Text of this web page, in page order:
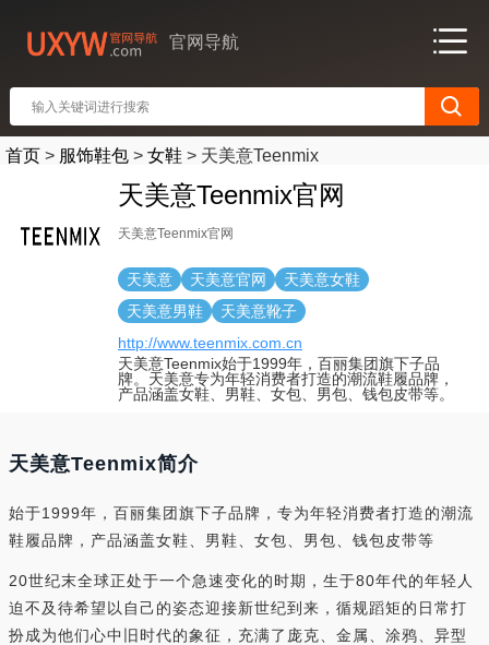
官网导航
首页 > 服饰鞋包 > 女鞋 > 天美意Teenmix
天美意Teenmix官网
天美意Teenmix官网
天美意 天美意官网
天美意女鞋
天美意男鞋
天美意靴子
http://www.teenmix.com.cn
天美意Teenmix始于1999年，百丽集团旗下子品
牌。天美意专为年轻消费者打造的潮流鞋履品牌，
产品涵盖女鞋、男鞋、女包、男包、钱包皮带等。
天美意Teenmix简介
始于1999年，百丽集团旗下子品牌，专为年轻消费者打造的潮流
鞋履品牌，产品涵盖女鞋、男鞋、女包、男包、钱包皮带等
20世纪末全球正处于一个急速变化的时期，生于80年代的年轻人
迫不及待希望以自己的姿态迎接新世纪到来，循规蹈矩的日常打
扮成为他们心中旧时代的象征，充满了庞克、金属、涂鸦、异型